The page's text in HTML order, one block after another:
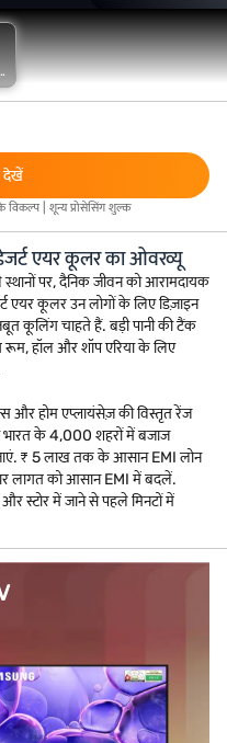
देखें
| शून्य प्रोसेसिंग शुल्क
एयर कूलर का ओवरव्यू
पर, दैनिक जीवन को आरामदायक
एयर कूलर उन लोगों के लिए डिज़ाइन
कूलिंग चाहते हैं. बड़ी पानी की टैंक
हॉल और शॉप एरिया के लिए
और होम एप्लायंसेज़ की विस्तृत रेंज
के 4,000 शहरों में बजाज
जाएं. ₹ 5 लाख तक के आसान EMI लोन
लागत को आसान EMI में बदलें.
और स्टोर में जाने से पहले मिनटों में